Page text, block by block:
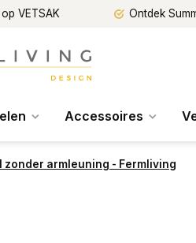
VETSAK Ontdek
Accessoires
zonder armleuning - Fermliving